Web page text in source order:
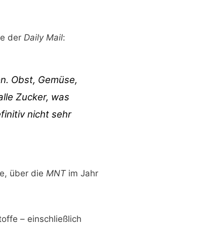
derDaily Mail:
Obst, Gemüse,
Zucker, was
nicht sehr
über dieMNTim Jahr
– einschließlich